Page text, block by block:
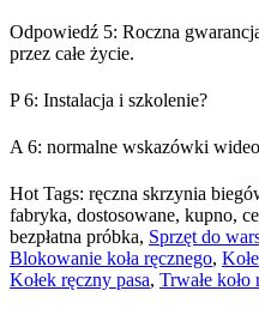
Odpowiedź 5: Roczna
przez całe życie.
P 6: Instalacja i szkolenie?
A 6: normalne wskazówki
Hot Tags: ręczna skrzynia
fabryka, dostosowane, kupno,
bezpłatna próbka, Sprzęt do
Blokowanie koła ręcznego,
Kołek ręczny pasa, Trwałe koło